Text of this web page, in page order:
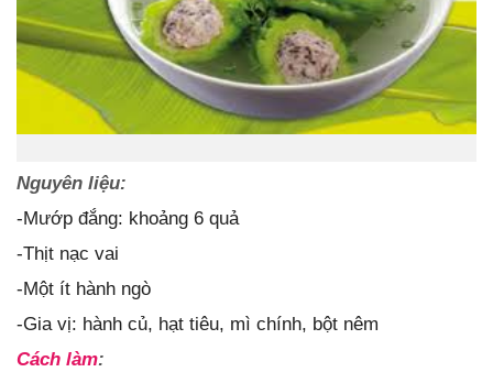
Nguyên liệu:
-Mướp đắng: khoảng 6 quả
-Thịt nạc vai
-Một ít hành ngò
-Gia vị: hành củ, hạt tiêu, mì chính, bột nêm
Cách làm: